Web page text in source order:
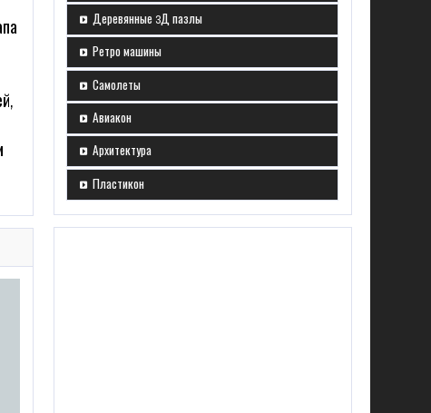
ИНДИЙСКОГО
Деревянные 3Д пазлы
Ретро машины
Самолеты
Авиакон
Архитектура
Пластикон